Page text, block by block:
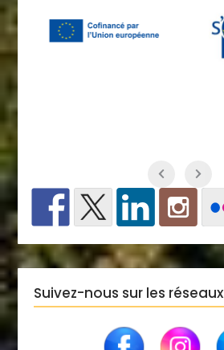
Suivez-nous sur les réseaux